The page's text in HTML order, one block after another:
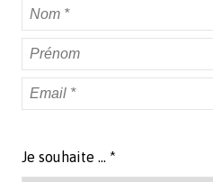
Je souhaite ... *